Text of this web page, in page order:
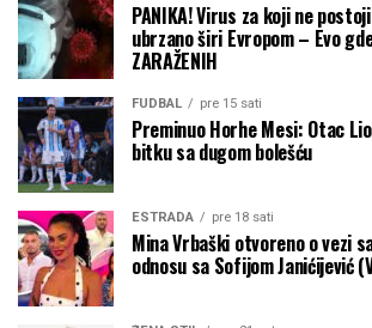
PANIKA! Virus za koji ne
ubrzano širi Evropom – Evo
ZARAŽENIH
FUDBAL pre 15 sati
Preminuo Horhe Mesi: Otac
bitku sa dugom bolešću
ESTRADA pre 18 sati
Mina Vrbaški otvoreno o vezi
odnosu sa Sofijom Janićijević